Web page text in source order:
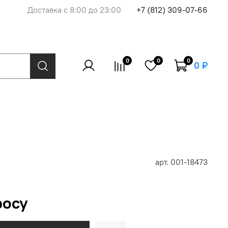
Доставка с 8:00 до 23:00 +7 (812) 309-07-66
0 0 0 0 ₽
арт. 001-18473